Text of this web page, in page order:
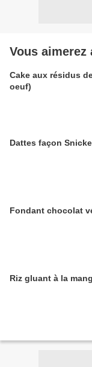
Vous aimerez
Cake aux résidus
oeuf)
Dattes façon
Fondant chocolat
Riz gluant à la